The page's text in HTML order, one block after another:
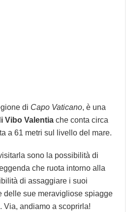
di Capo Vaticano, è una
Vibo Valentia che conta circa
a 61 metri sul livello del mare.
sono la possibilità di
che ruota intorno alla
di assaggiare i suoi
delle sue meravigliose spiagge
Via, andiamo a scoprirla!